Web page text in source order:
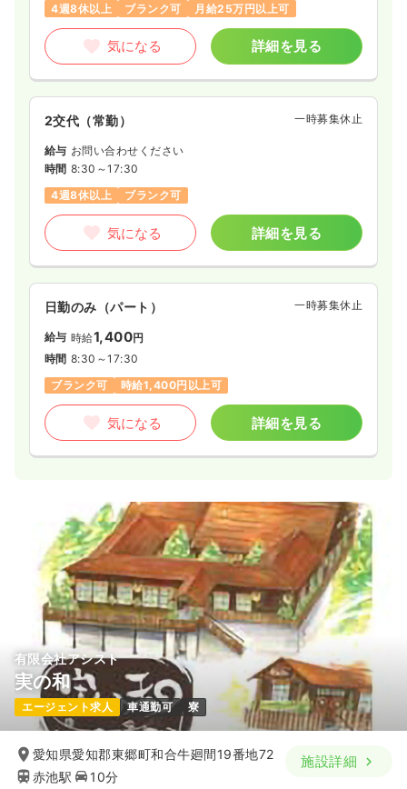
4週8休以上
ブランク可 月給25万円以上可
気になる 詳細を見る
2交代（常勤） 一時募集休止
給与 お問い合わせください
時間 8:30～17:30
4週8休以上
ブランク可
気になる 詳細を見る
日勤のみ（パート） 一時募集休止
給与 時給1,400円
時間 8:30～17:30
ブランク可
時給1,400円以上可
気になる 詳細を見る
有限会社アシスト
実の和
エージェント求人 車通勤可 寮
愛知県愛知郡東郷町和合牛廻間19番地72
赤池駅
10分
施設詳細